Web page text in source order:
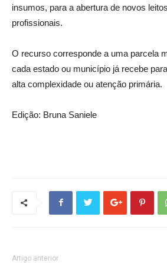
insumos, para a abertura de novos
profissionais.
O recurso corresponde a uma parcela
cada estado ou município já recebe
alta complexidade ou atenção primária.
Edição: Bruna Saniele
Artigo anterior